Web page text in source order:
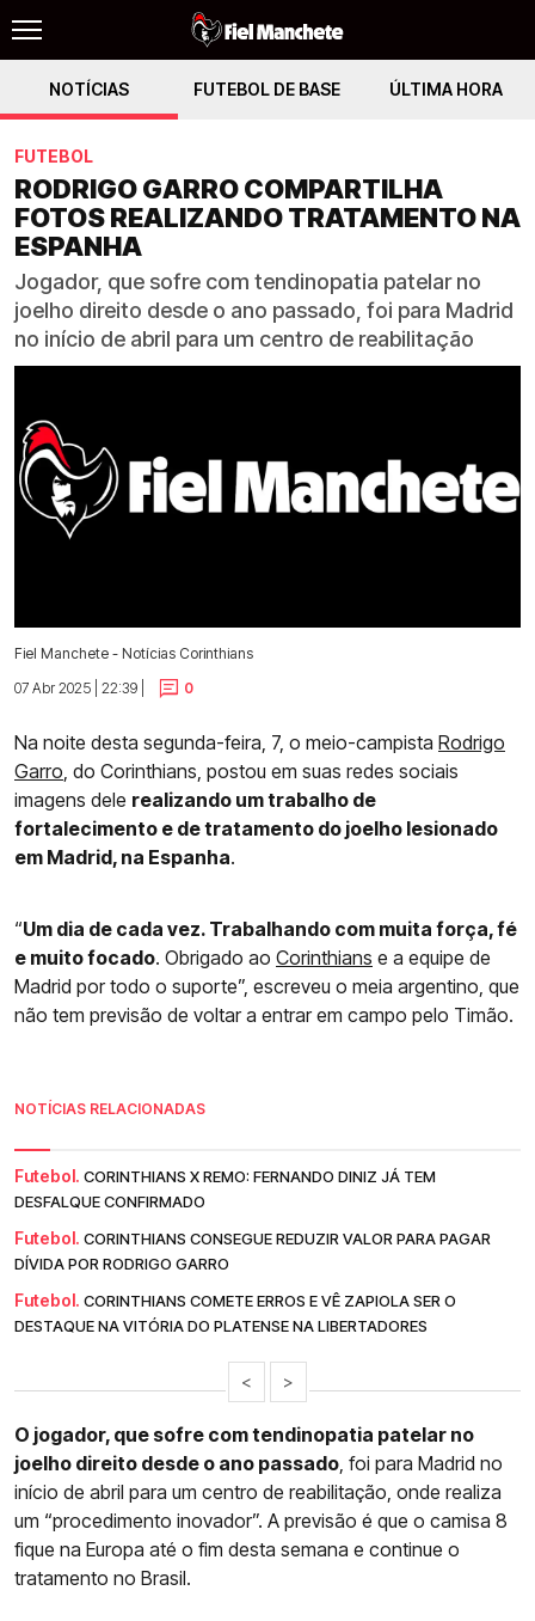
NOTÍCIAS FUTEBOL DE BASE ÚLTIMA HORA
FUTEBOL
RODRIGO GARRO COMPARTILHA
FOTOS REALIZANDO TRATAMENTO NA
ESPANHA
Jogador, que sofre com tendinopatia patelar no
joelho direito desde o ano passado, foi para Madrid
no início de abril para um centro de reabilitação
Fiel Manchete - Notícias Corinthians
07 Abr 2025 | 22:39 |
0
Na noite desta segunda-feira, 7, o meio-campista Rodrigo
Garro, do Corinthians, postou em suas redes sociais
imagens dele realizando um trabalho de
fortalecimento e de tratamento do joelho lesionado
em Madrid, na Espanha.
“Um dia de cada vez. Trabalhando com muita força, fé
e muito focado. Obrigado ao Corinthians e a equipe de
Madrid por todo o suporte”, escreveu o meia argentino, que
não tem previsão de voltar a entrar em campo pelo Timão.
NOTÍCIAS RELACIONADAS
Futebol. CORINTHIANS X REMO: FERNANDO DINIZ JÁ TEM
DESFALQUE CONFIRMADO
Futebol. CORINTHIANS CONSEGUE REDUZIR VALOR PARA PAGAR
DÍVIDA POR RODRIGO GARRO
Futebol. CORINTHIANS COMETE ERROS E VÊ ZAPIOLA SER O
DESTAQUE NA VITÓRIA DO PLATENSE NA LIBERTADORES
< >
O jogador, que sofre com tendinopatia patelar no
joelho direito desde o ano passado, foi para Madrid no
início de abril para um centro de reabilitação, onde realiza
um “procedimento inovador”. A previsão é que o camisa 8
fique na Europa até o fim desta semana e continue o
tratamento no Brasil.